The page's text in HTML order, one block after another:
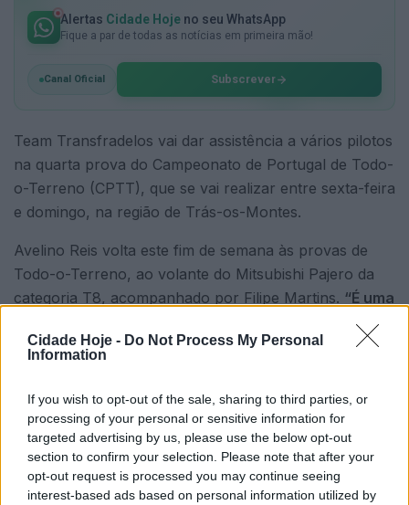
Cidade Hoje - Do Not Process My Personal
Information
If you wish to opt-out of the sale, sharing to third parties, or
processing of your personal or sensitive information for
targeted advertising by us, please use the below opt-out
section to confirm your selection. Please note that after your
opt-out request is processed you may continue seeing
interest-based ads based on personal information utilized by
Alertas Cidade Hoje no seu WhatsApp
Fique a par de todas as notícias em primeira mão!
Canal Oficial Subscrever
Team Transfradelos vai dar assistência a vários pilotos
na quarta prova do Campeonato de Portugal de Todo-
o-Terreno (CPTT), que se vai realizar entre sexta-feira
e domingo, na região de Trás-os-Montes.
Avelino Reis volta este fim de semana às provas de
Todo-o-Terreno, ao volante do Mitsubishi Pajero da
categoria T8, acompanhado por Filipe Martins. “É uma
prova aqui próxima, vamos obviamente dar o nosso
melhor, mas o objetivo principal é divertir-me a fazer